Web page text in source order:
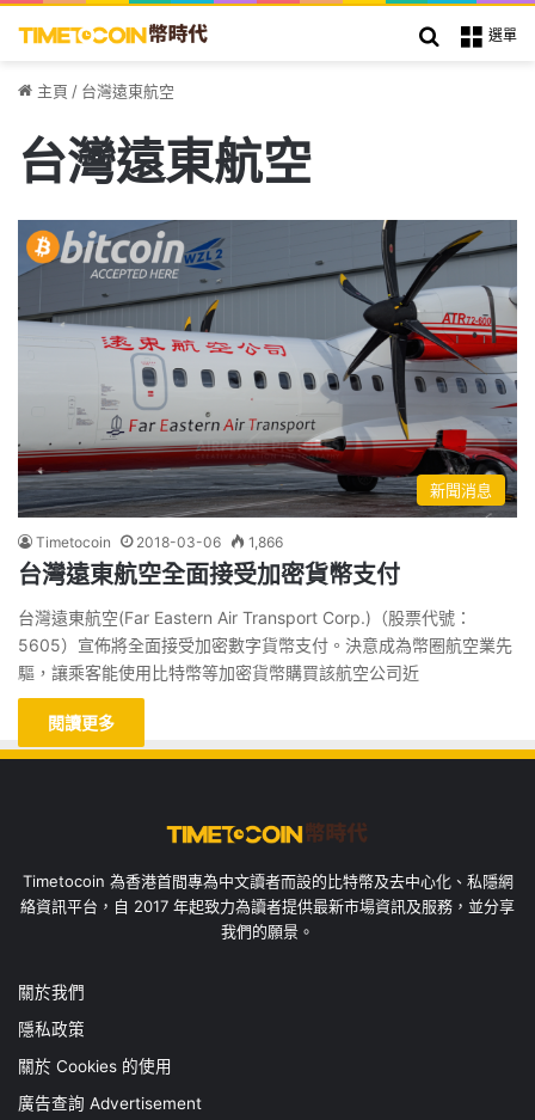
選單
搜索
主頁 / 台灣遠東航空
台灣遠東航空
新聞消息
Timetocoin 2018-03-06 1,866
台灣遠東航空全面接受加密貨幣支付
台灣遠東航空(Far Eastern Air Transport Corp.)（股票代號：
5605）宣佈將全面接受加密數字貨幣支付。決意成為幣圈航空業先
驅，讓乘客能使用比特幣等加密貨幣購買該航空公司近
閱讀更多
Timetocoin 為香港首間專為中文讀者而設的比特幣及去中心化、私隱網
絡資訊平台，自 2017 年起致力為讀者提供最新市場資訊及服務，並分享
我們的願景。
關於我們
隱私政策
關於 Cookies 的使用
廣告查詢 Advertisement